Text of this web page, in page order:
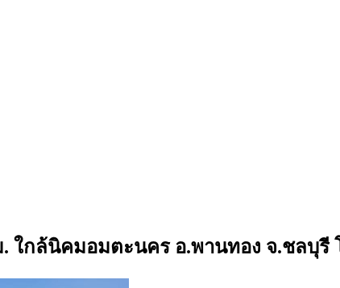
ใกล้นิคมอมตะนคร อ.พานทอง จ.ชลบุรี โ